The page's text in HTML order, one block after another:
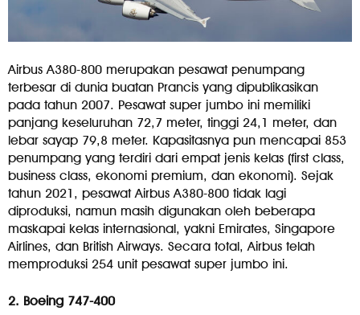
Airbus A380-800 merupakan pesawat penumpang
terbesar di dunia buatan Prancis yang dipublikasikan
pada tahun 2007. Pesawat super jumbo ini memiliki
panjang keseluruhan 72,7 meter, tinggi 24,1 meter, dan
lebar sayap 79,8 meter. Kapasitasnya pun mencapai 853
penumpang yang terdiri dari empat jenis kelas (first class,
business class, ekonomi premium, dan ekonomi). Sejak
tahun 2021, pesawat Airbus A380-800 tidak lagi
diproduksi, namun masih digunakan oleh beberapa
maskapai kelas internasional, yakni Emirates, Singapore
Airlines, dan British Airways. Secara total, Airbus telah
memproduksi 254 unit pesawat super jumbo ini.
2. Boeing 747-400